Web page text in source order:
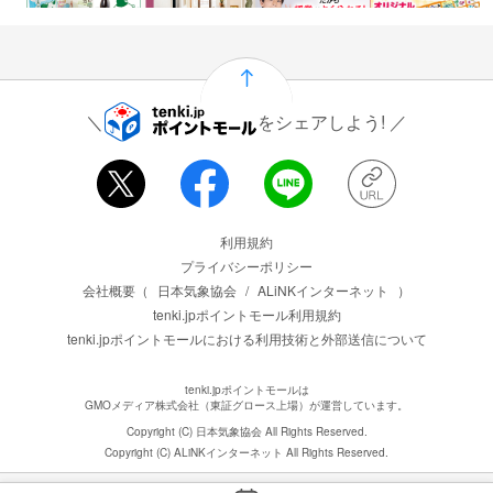
をシェアしよう!
利用規約
プライバシーポリシー
会社概要（
日本気象協会 / ALiNKインターネット
）
tenki.jpポイントモール利用規約
tenki.jpポイントモールにおける利用技術と外部送信について
tenki.jpポイントモールは
GMOメディア株式会社（東証グロース上場）が運営しています。
Copyright (C) 日本気象協会 All Rights Reserved.
Copyright (C) ALiNKインターネット All Rights Reserved.